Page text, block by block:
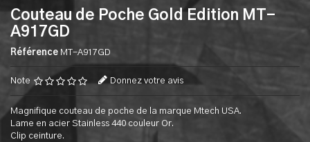
Couteau de Poche Gold Edition MT-
A917GD
Référence MT-A917GD
Note Donnez votre avis
Magnifique couteau de poche de la marque Mtech USA.
Lame en acier Stainless 440 couleur Or.
Clip ceinture.